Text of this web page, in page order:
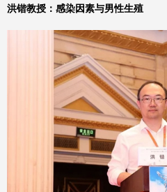
洪锴教授：感染因素与男性生殖